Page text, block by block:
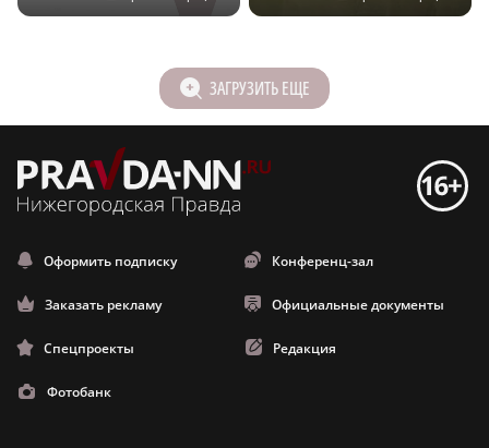
ЗАГРУЗИТЬ ЕЩЕ
Оформить подписку Конференц-зал
Заказать рекламу Официальные документы
Спецпроекты Редакция
Фотобанк